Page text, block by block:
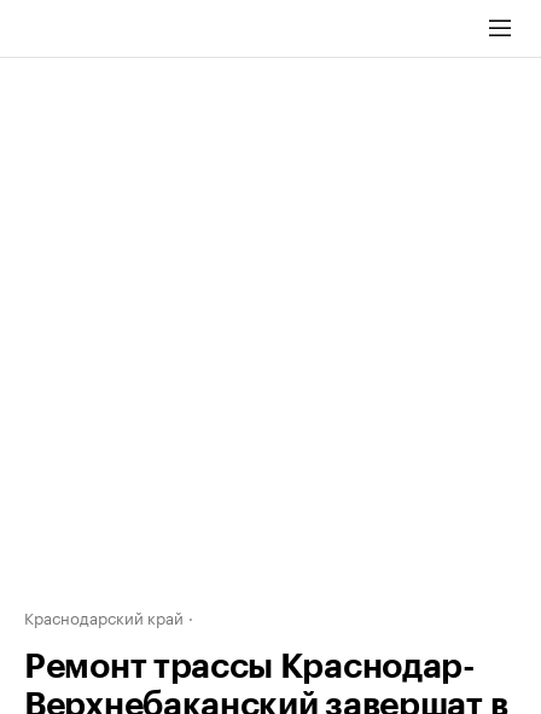
Краснодарский край
Ремонт трассы Краснодар-
Верхнебаканский завершат в